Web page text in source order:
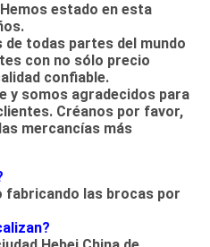
estado en esta
todas partes del mundo
con no sólo precio
confiable.
y somos agradecidos para
Créanos por favor,
mercancías más
fabricando las brocas por